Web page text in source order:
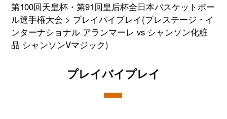
第100回天皇杯・第91回皇后杯全日本バスケットボー
ル選手権大会
プレイバイプレイ(プレステージ・イ
ンターナショナル アランマーレ vs シャンソン化粧
品 シャンソンVマジック)
プレイバイプレイ